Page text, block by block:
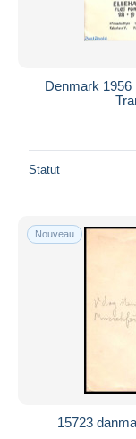
Denmark 1956
Statut
Nouveau
15723